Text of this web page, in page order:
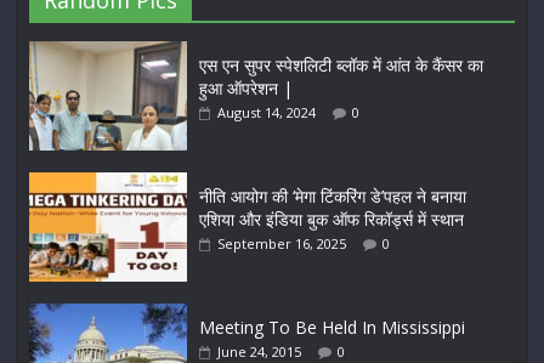
एस एन सुपर स्पेशलिटी ब्लॉक में आंत के कैंसर का
हुआ ऑपरेशन |
August 14, 2024 0
नीति आयोग की ‘मेगा टिंकरिंग डे’पहल ने बनाया
एशिया और इंडिया बुक ऑफ रिकॉर्ड्स में स्थान
September 16, 2025 0
Meeting To Be Held In Mississippi
June 24, 2015 0